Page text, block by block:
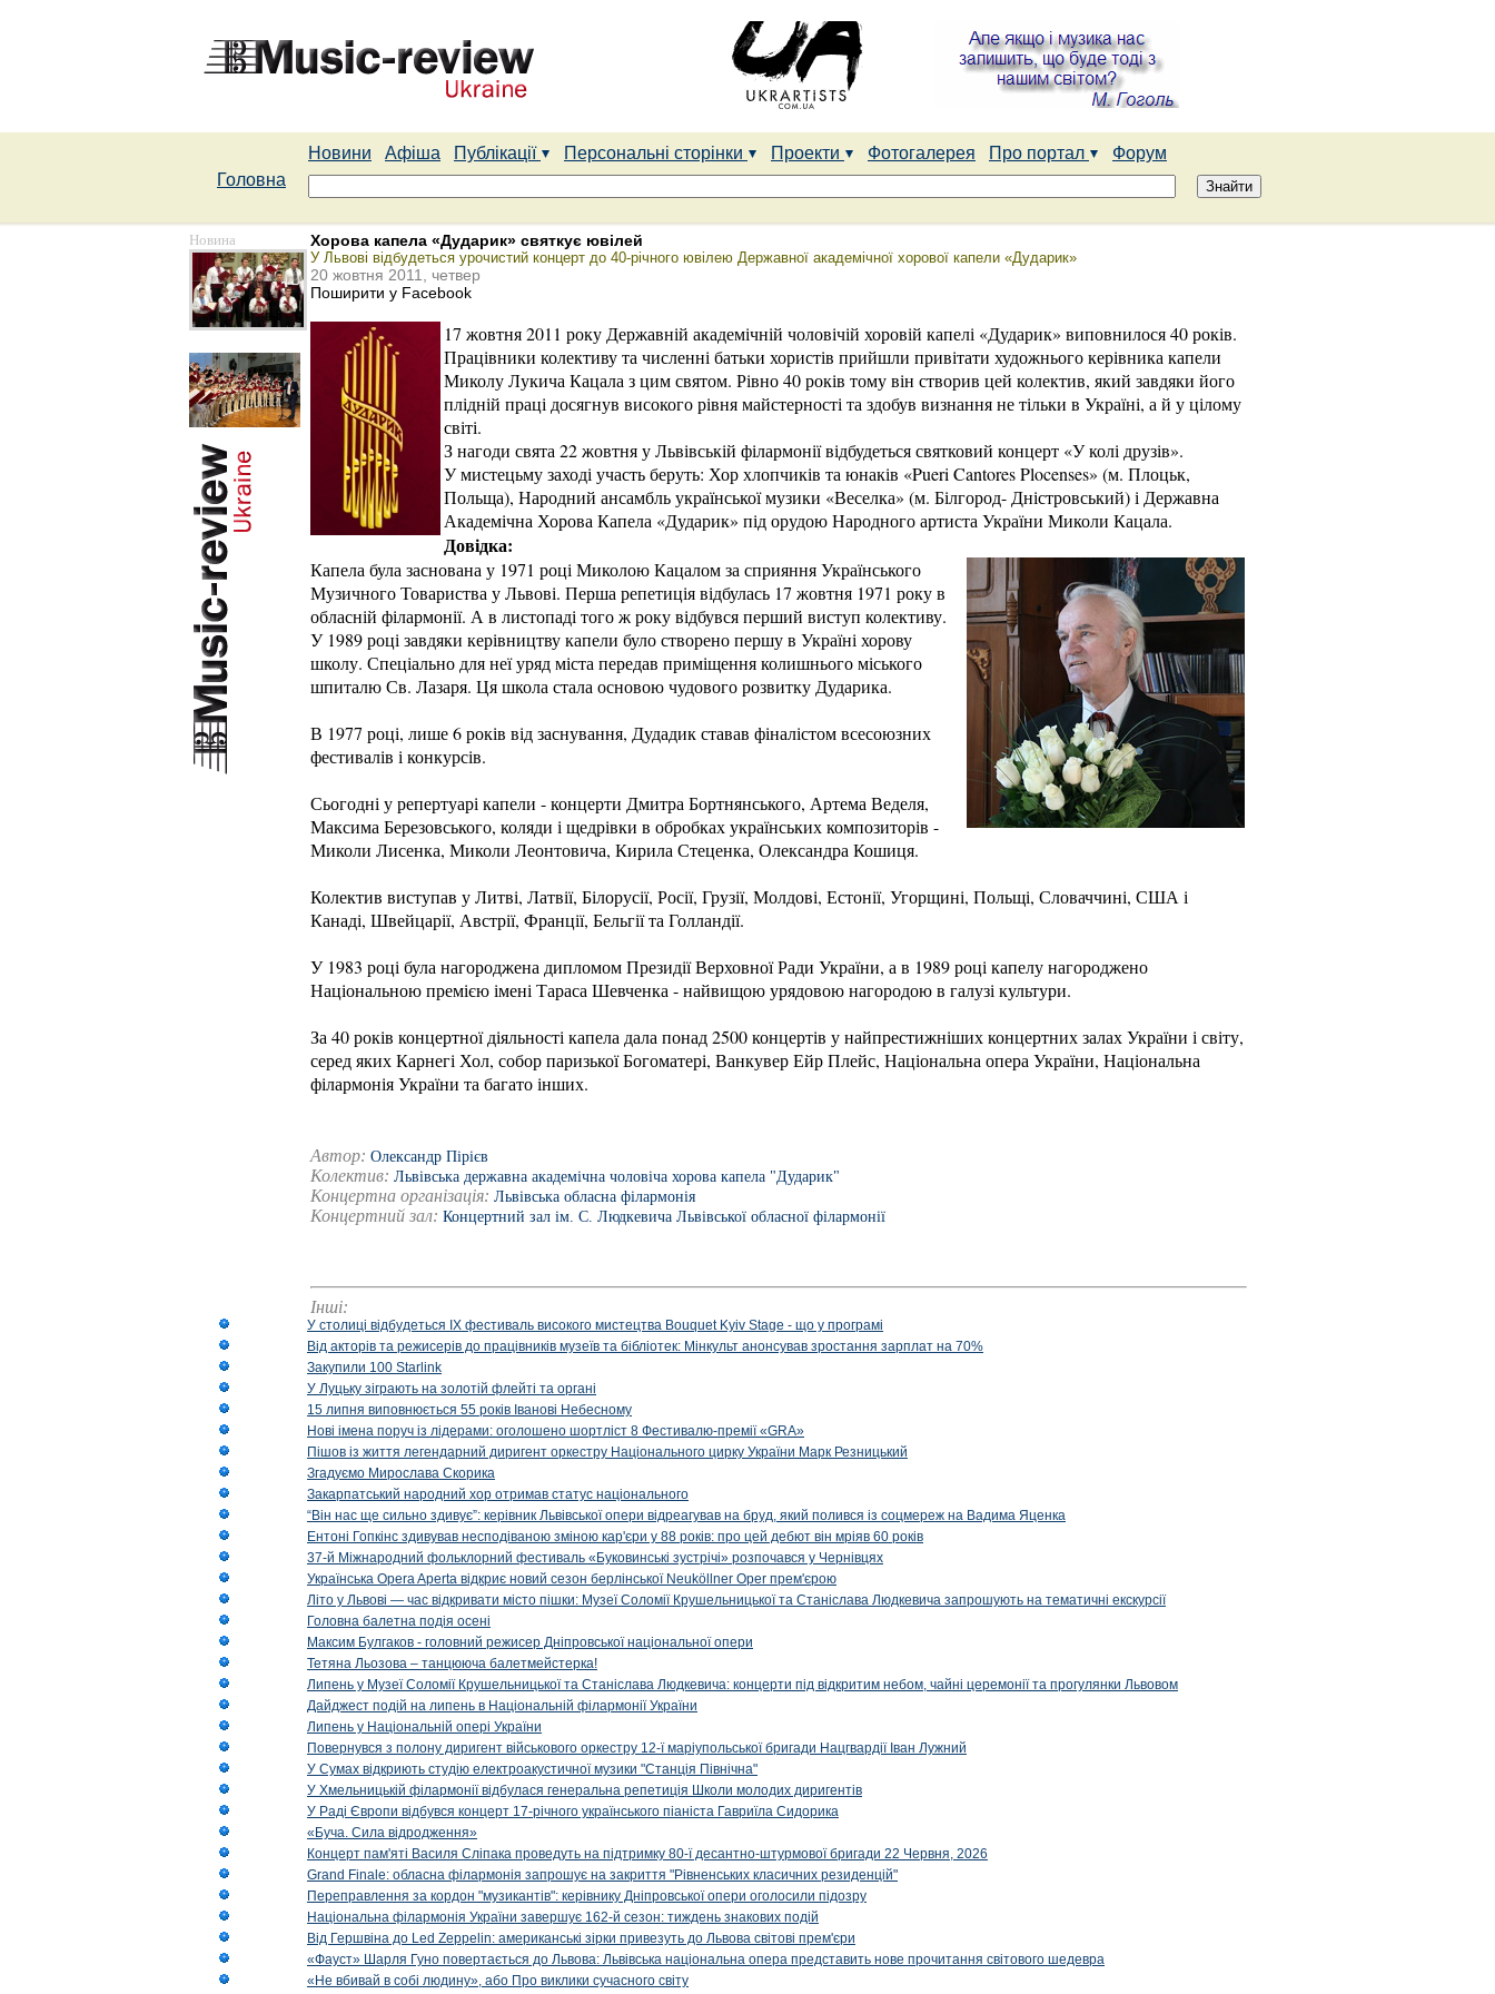
Новини Афіша Публікації Персональні сторінки Проекти Фотогалерея Про портал
Форум
Головна
Новина Хорова капела «Дударик» святкує ювілей
У Львові відбудеться урочистий концерт до 40-річного ювілею Державної академічної хорової капели «Дударик»
20 жовтня 2011, четвер
Поширити у Facebook
17 жовтня 2011 року Державній академічній чоловічій хоровій капелі «Дударик» виповнилося 40 років.
Працівники колективу та численні батьки хористів прийшли привітати художнього керівника капели
Миколу Лукича Кацала з цим святом. Рівно 40 років тому він створив цей колектив, який завдяки його
плідній праці досягнув високого рівня майстерності та здобув визнання не тільки в Україні, а й у цілому
світі.
З нагоди свята 22 жовтня у Львівській філармонії відбудеться святковий концерт «У колі друзів».
У мистецьму заході участь беруть: Хор хлопчиків та юнаків «Pueri Cantores Plocenses» (м. Плоцьк,
Польща), Народний ансамбль української музики «Веселка» (м. Білгород- Дністровський) і Державна
Академічна Хорова Капела «Дударик» під орудою Народного артиста України Миколи Кацала.
Довідка:
Капела була заснована у 1971 році Миколою Кацалом за сприяння Українського
Музичного Товариства у Львові. Перша репетиція відбулась 17 жовтня 1971 року в
обласній філармонії. А в листопаді того ж року відбувся перший виступ колективу.
У 1989 році завдяки керівництву капели було створено першу в Україні хорову
школу. Спеціально для неї уряд міста передав приміщення колишнього міського
шпиталю Св. Лазаря. Ця школа стала основою чудового розвитку Дударика.
В 1977 році, лише 6 років від заснування, Дудадик ставав фіналістом всесоюзних
фестивалів і конкурсів.
Сьогодні у репертуарі капели - концерти Дмитра Бортнянського, Артема Веделя,
Максима Березовського, коляди і щедрівки в обробках українських композиторів -
Миколи Лисенка, Миколи Леонтовича, Кирила Стеценка, Олександра Кошиця.
Колектив виступав у Литві, Латвії, Білорусії, Росії, Грузії, Молдові, Естонії, Угорщині, Польщі, Словаччині, США і
Канаді, Швейцарії, Австрії, Франції, Бельгії та Голландії.
У 1983 році була нагороджена дипломом Президії Верховної Ради України, а в 1989 році капелу нагороджено
Національною премією імені Тараса Шевченка - найвищою урядовою нагородою в галузі культури.
За 40 років концертної діяльності капела дала понад 2500 концертів у найпрестижніших концертних залах України і світу,
серед яких Карнегі Хол, собор паризької Богоматері, Ванкувер Ейр Плейс, Національна опера України, Національна
філармонія України та багато інших.
Автор: Олександр Пірієв
Колектив: Львівська державна академічна чоловіча хорова капела "Дударик"
Концертна організація: Львівська обласна філармонія
Концертний зал: Концертний зал ім. С. Людкевича Львівської обласної філармонії
Інші:
У столиці відбудеться IX фестиваль високого мистецтва Bouquet Kyiv Stage - що у програмі
Від акторів та режисерів до працівників музеїв та бібліотек: Мінкульт анонсував зростання зарплат на 70%
Закупили 100 Starlink
У Луцьку зіграють на золотій флейті та органі
15 липня виповнюється 55 років Іванові Небесному
Нові імена поруч із лідерами: оголошено шортліст 8 Фестивалю-премії «GRA»
Пішов із життя легендарний диригент оркестру Національного цирку України Марк Резницький
Згадуємо Мирослава Скорика
Закарпатський народний хор отримав статус національного
“Він нас ще сильно здивує”: керівник Львівської опери відреагував на бруд, який полився із соцмереж на Вадима Яценка
Ентоні Гопкінс здивував несподіваною зміною кар'єри у 88 років: про цей дебют він мріяв 60 років
37-й Міжнародний фольклорний фестиваль «Буковинські зустрічі» розпочався у Чернівцях
Українська Opera Aperta відкриє новий сезон берлінської Neuköllner Oper прем'єрою
Літо у Львові — час відкривати місто пішки: Музеї Соломії Крушельницької та Станіслава Людкевича запрошують на тематичні екскурсії
Головна балетна подія осені
Максим Булгаков - головний режисер Дніпровської національної опери
Тетяна Льозова – танцююча балетмейстерка!
Липень у Музеї Соломії Крушельницької та Станіслава Людкевича: концерти під відкритим небом, чайні церемонії та прогулянки Львовом
Дайджест подій на липень в Національній філармонії України
Липень у Національній опері України
Повернувся з полону диригент військового оркестру 12-ї маріупольської бригади Нацгвардії Іван Лужний
У Сумах відкриють студію електроакустичної музики "Станція Північна"
У Хмельницькій філармонії відбулася генеральна репетиція Школи молодих диригентів
У Раді Європи відбувся концерт 17-річного українського піаніста Гавриїла Сидорика
«Буча. Сила відродження»
Концерт пам'яті Василя Сліпака проведуть на підтримку 80-ї десантно-штурмової бригади 22 Червня, 2026
Grand Finale: обласна філармонія запрошує на закриття "Рівненських класичних резиденцій"
Переправлення за кордон "музикантів": керівнику Дніпровської опери оголосили підозру
Національна філармонія України завершує 162-й сезон: тиждень знакових подій
Від Гершвіна до Led Zeppelin: американські зірки привезуть до Львова світові прем'єри
«Фауст» Шарля Гуно повертається до Львова: Львівська національна опера представить нове прочитання світового шедевра
«Не вбивай в собі людину», або Про виклики сучасного світу